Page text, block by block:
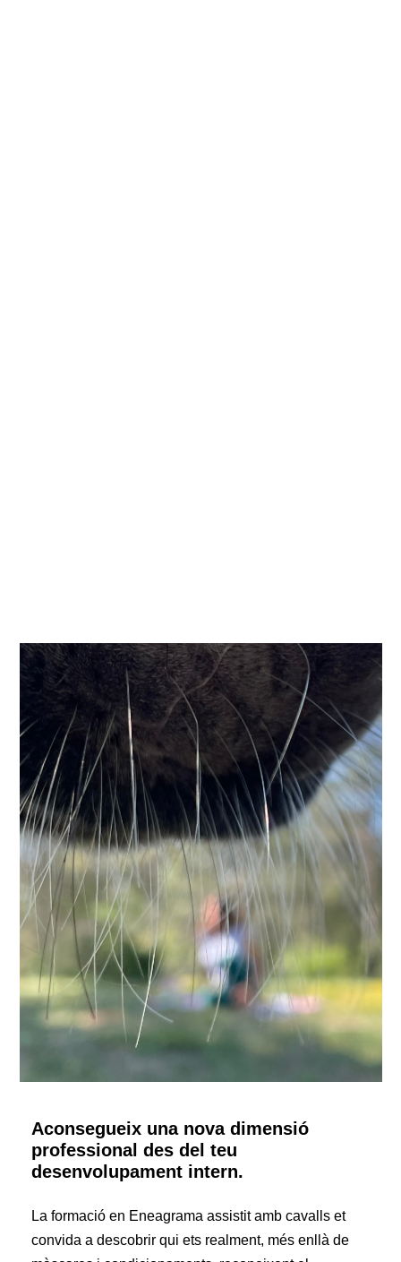
Aconsegueix una nova dimensió
professional des del teu
desenvolupament intern.
La formació en Eneagrama assistit amb cavalls et
convida a descobrir qui ets realment, més enllà de